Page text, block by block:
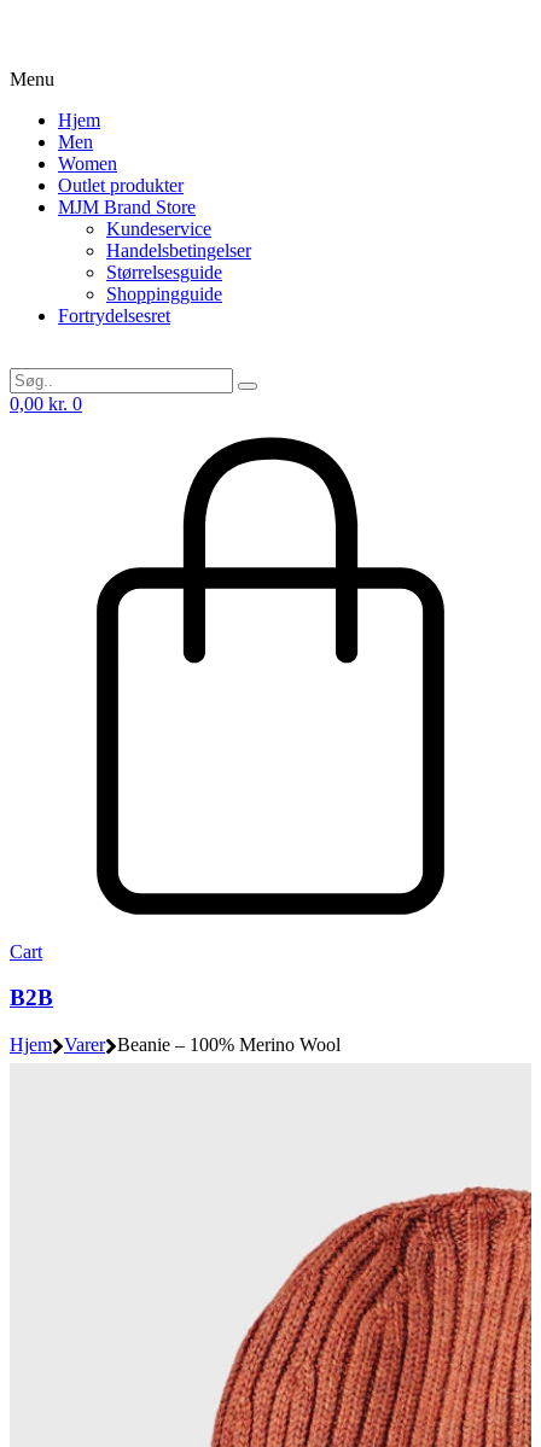
Menu
Hjem
Men
Women
Outlet produkter
MJM Brand Store
Kundeservice
Handelsbetingelser
Størrelsesguide
Shoppingguide
Fortrydelsesret
0,00 kr. 0
Cart
B2B
Hjem Varer Beanie – 100% Merino Wool